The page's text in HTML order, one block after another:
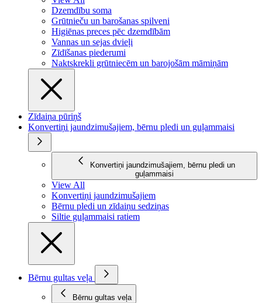
Dzemdību soma
Grūtnieču un barošanas spilveni
Higiēnas preces pēc dzemdībām
Vannas un sejas dvieļi
Zīdīšanas piederumi
Naktskrekli grūtniecēm un barojošām māmiņām
Zīdaiņa pūriņš
Konvertiņi jaundzimušajiem, bērnu pledi un guļammaisi
Konvertiņi jaundzimušajiem, bērnu pledi un
guļammaisi
View All
Konvertiņi jaundzimušajiem
Bērnu pledi un zīdaiņu sedziņas
Siltie guļammaisi ratiem
Bērnu gultas veļa
Bērnu gultas veļa